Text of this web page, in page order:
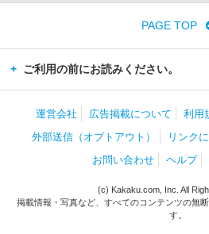
PAGE TOP
ご利用の前にお読みください。
運営会社 広告掲載について 利用
外部送信（オプトアウト）
リンク
お問い合わせ
ヘルプ
(c) Kakaku.com, Inc. All
掲載情報・写真など、すべてのコンテンツの無
す。